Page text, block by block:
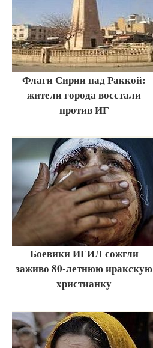
Флаги Сирии над Раккой:
жители города восстали
против ИГ
Боевики ИГИЛ сожгли
заживо 80-летнюю иракскую
христианку